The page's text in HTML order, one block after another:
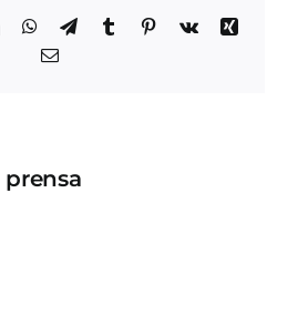
WhatsApp
TelegramTumblrPinterest
Vk
Xing
Correo
prensa